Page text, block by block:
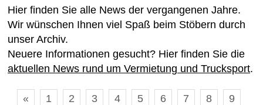
Hier finden Sie alle News der vergangenen Jahre.
Wir wünschen Ihnen viel Spaß beim Stöbern durch
unser Archiv.
Neuere Informationen gesucht? Hier finden Sie die
aktuellen News rund um Vermietung und Trucksport.
« 1 2 3 4 5 6 7 8
9